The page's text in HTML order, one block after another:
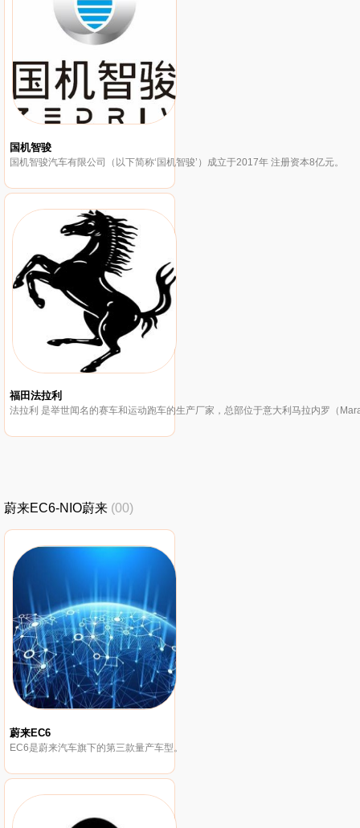
国机智骏
国机智骏汽车有限公司（以下简称‘国机智骏’）成立于2017年 注册资本8亿元。
福田法拉利
法拉利 是举世闻名的赛车和运动跑车的生产厂家，总部位于意大利马拉内罗（
蔚来EC6-NIO蔚来 (00)
蔚来EC6
EC6是蔚来汽车旗下的第三款量产车型。